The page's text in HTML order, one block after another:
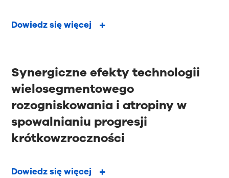
Dowiedz się więcej
Synergiczne efekty technologii
wielosegmentowego
rozogniskowania i atropiny w
spowalnianiu progresji
krótkowzroczności
Dowiedz się więcej